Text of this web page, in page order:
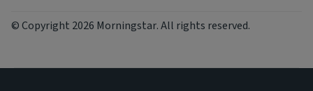
© Copyright 2026 Morningstar. All rights reserved.